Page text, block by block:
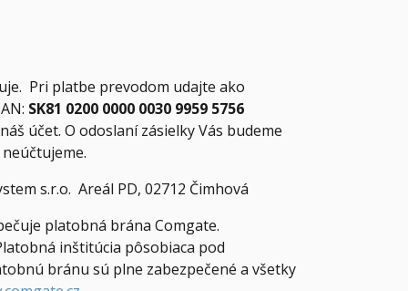
Pri platbe prevodom udajte ako
SK81 0200 0000 0030 9959 5756
účet. O odoslaní zásielky Vás budeme
s.r.o. Areál PD, 02712 Čimhová
platobná brána Comgate.
inštitúcia pôsobiaca pod
bránu sú plne zabezpečené a všetky